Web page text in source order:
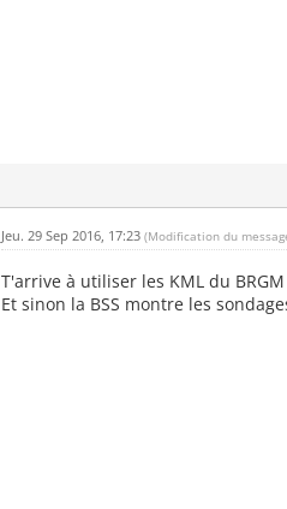
Jeu. 29 Sep 2016, 17:23 (Modification du
T'arrive à utiliser les KML du
Et sinon la BSS montre les